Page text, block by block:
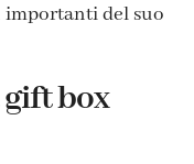
del suo
gift box